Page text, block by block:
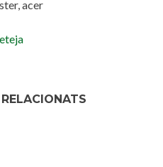
acer